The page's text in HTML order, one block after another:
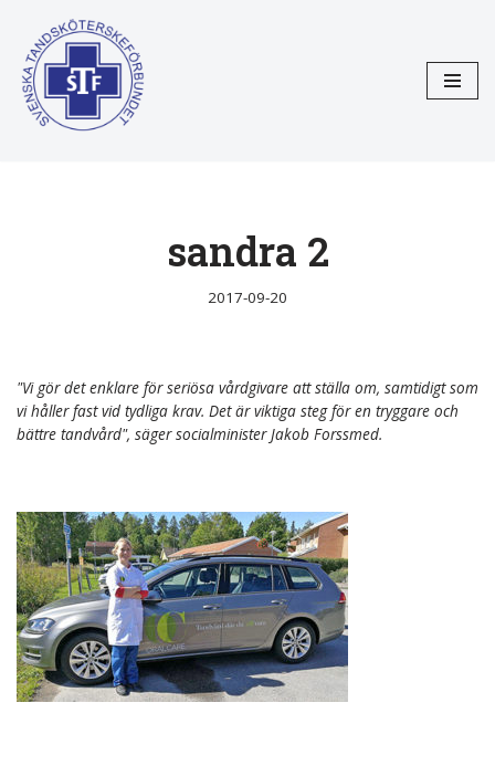
Hoppa
till
innehåll
sandra 2
2017-09-20
"Vi gör det enklare för seriösa vårdgivare att ställa om, samtidigt som
vi håller fast vid tydliga krav. Det är viktiga steg för en tryggare och
bättre tandvård", säger socialminister Jakob Forssmed.